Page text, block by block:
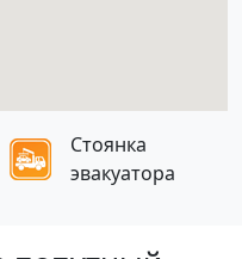
Стоянка
эвакуатора